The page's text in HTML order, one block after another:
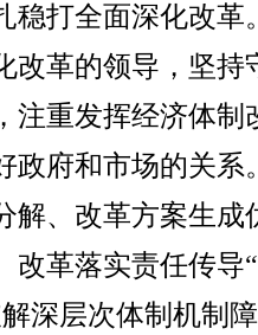
稳打全面深化改革
改革的领导，坚持
注重发挥经济体制
政府和市场的关系
解、改革方案生成
改革落实责任传导
深层次体制机制